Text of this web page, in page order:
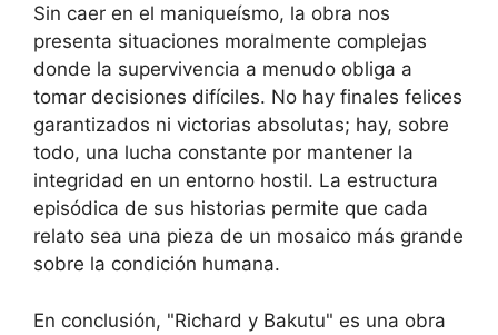
Sin caer en el maniqueísmo, la obra nos
presenta situaciones moralmente complejas
donde la supervivencia a menudo obliga a
tomar decisiones difíciles. No hay finales felices
garantizados ni victorias absolutas; hay, sobre
todo, una lucha constante por mantener la
integridad en un entorno hostil. La estructura
episódica de sus historias permite que cada
relato sea una pieza de un mosaico más grande
sobre la condición humana.
En conclusión, "Richard y Bakutu" es una obra